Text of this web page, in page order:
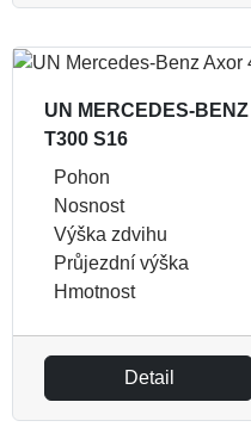
UN MERCEDES-
T300 S16
Pohon
Nosnost
Výška zdvihu
Průjezdní výška
Hmotnost
Detail